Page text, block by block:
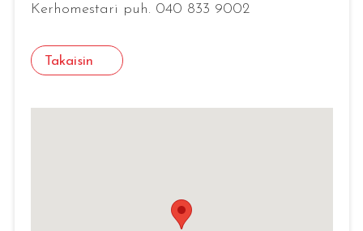
Kerhomestari puh. 040 833 9002
Takaisin